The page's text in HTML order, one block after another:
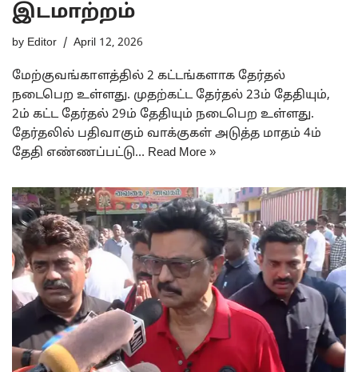
இடமாற்றம்
by Editor April 12, 2026
மேற்குவங்காளத்தில் 2 கட்டங்களாக தேர்தல்
நடைபெற உள்ளது. முதற்கட்ட தேர்தல் 23ம் தேதியும்,
2ம் கட்ட தேர்தல் 29ம் தேதியும் நடைபெற உள்ளது.
தேர்தலில் பதிவாகும் வாக்குகள் அடுத்த மாதம் 4ம்
தேதி எண்ணப்பட்டு… Read More »